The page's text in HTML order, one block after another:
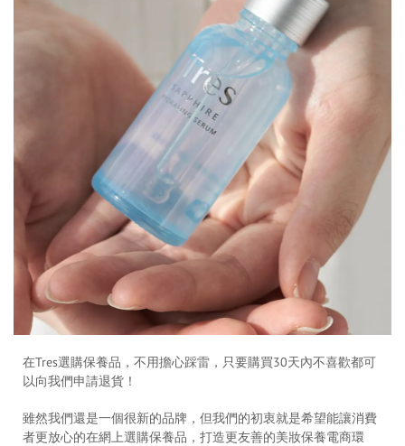
在Tres選購保養品，不用擔心踩雷，只要購買30天內不喜歡都可
以向我們申請退貨！
雖然我們還是一個很新的品牌，但我們的初衷就是希望能讓消費
者更放心的在網上選購保養品，打造更友善的美妝保養電商環